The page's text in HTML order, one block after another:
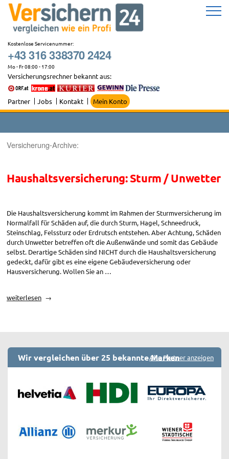
Zum
Inhalt
springen
Kostenlose Servicenummer:
+43 316 338370 2424
Mo - Fr 08:00 - 17:00
Versicherungsrechner bekannt aus:
Partner Jobs Kontakt Mein Konto
Versicherung-Archive:
Haushaltsversicherung: Sturm / Unwetter
Die Haushaltsversicherung kommt im Rahmen der Sturmversicherung im
Normalfall für Schäden auf, die durch Sturm, Hagel, Schneedruck,
Steinschlag, Felssturz oder Erdrutsch entstehen. Aber Achtung, Schäden
durch Unwetter betreffen oft die Außenwände und somit das Gebäude
selbst. Derartige Schäden sind NICHT durch die Haushaltsversicherung
gedeckt, dafür gibt es eine eigene Gebäudeversicherung oder
Hausversicherung. Wollen Sie an …
„Haushaltsversicherung:
weiterlesen
Wir vergleichen über 25 bekannte MarkenAlle Partner anzeigen